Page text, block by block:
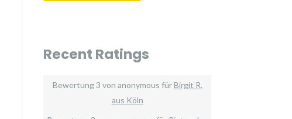
Recent Ratings
Bewertung3 von anonymous für Birgit R.
aus Köln